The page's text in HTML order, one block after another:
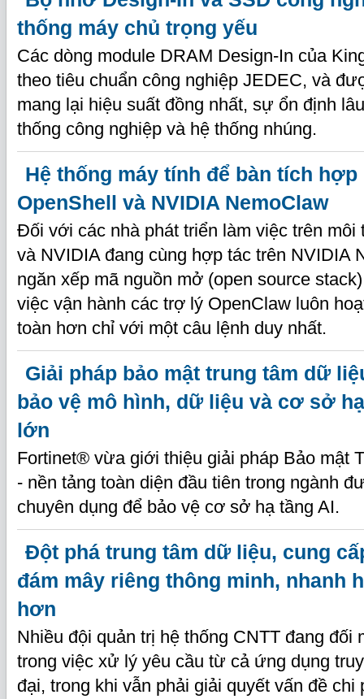
thống máy chủ trọng yếu
Các dòng module DRAM Design-In của
theo tiêu chuẩn công nghiệp JEDEC, và
mang lại hiệu suất đồng nhất, sự ổn định
thống công nghiệp và hệ thống nhúng.
Hệ thống máy tính để bàn tích hợp
OpenShell và NVIDIA NemoClaw
Đối với các nhà phát triển làm việc trên
và NVIDIA đang cùng hợp tác trên NVIDIA
ngăn xếp mã nguồn mở (open source
việc vận hành các trợ lý OpenClaw luôn
toàn hơn chỉ với một câu lệnh duy nhất.
Giải pháp bảo mật trung tâm dữ
bảo vệ mô hình, dữ liệu và cơ sở
lớn
Fortinet® vừa giới thiệu giải pháp Bảo mật
- nền tảng toàn diện đầu tiên trong ngành
chuyên dụng để bảo vệ cơ sở hạ tầng AI.
Đột phá trung tâm dữ liệu, cung
đám mây riêng thông minh, nhanh
hơn
Nhiều đội quản trị hệ thống CNTT đang đối
trong việc xử lý yêu cầu từ cả ứng dụng
đại, trong khi vẫn phải giải quyết vấn đề chi